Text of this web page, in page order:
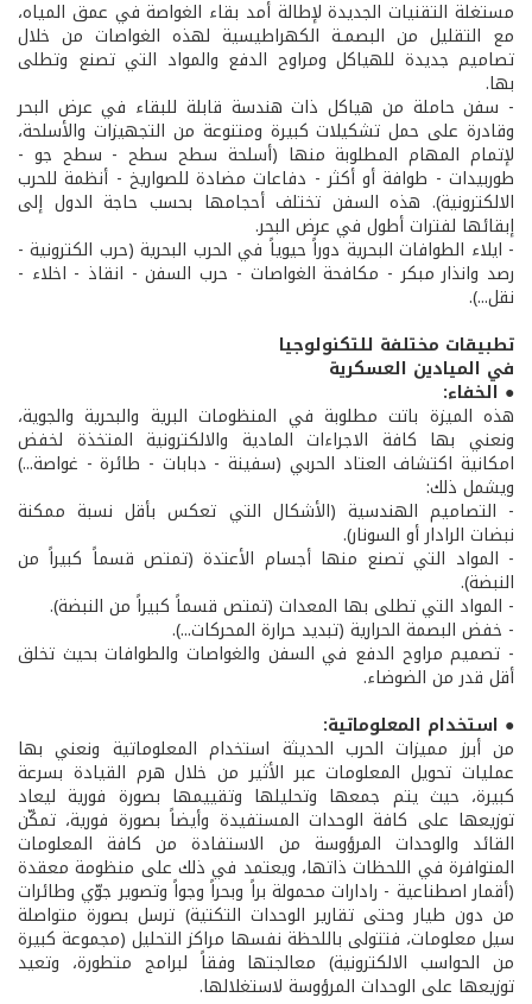
مستغلة التقنيات الجديدة لإطالة أمد بقاء الغواصة في عمق المياه،
مع التقليل من البصمـة الكهراطيسية لهذه الغواصات من خلال
تصاميم جديدة للهياكل ومراوح الدفع والمواد التي تصنع وتطلى
بها.
- سفن حاملة من هياكل ذات هندسة قابلة للبقاء في عرض البحر
وقادرة على حمل تشكيلات كبيرة ومتنوعة من التجهيزات والأسلحة،
لإتمام المهام المطلوبة منها (أسلحة سطح سطح - سطح جو -
طوربيدات - طوافة أو أكثر - دفاعات مضادة للصواريخ - أنظمة للحرب
الالكترونية). هذه السفن تختلف أحجامها بحسب حاجة الدول إلى
إبقائها لفترات أطول في عرض البحر.
- ايلاء الطوافات البحرية دوراً حيوياً في الحرب البحرية (حرب الكترونية -
رصد وانذار مبكر - مكافحة الغواصات - حرب السفن - انقاذ - اخلاء -
نقل...).
تطبيقات مختلفة للتكنولوجيا
في الميادين العسكرية
● الخفاء:
هذه الميزة باتت مطلوبة في المنظومات البرية والبحرية والجوية،
ونعني بها كافة الاجراءات المادية والالكترونية المتخذة لخفض
امكانية اكتشاف العتاد الحربي (سفينة - دبابات - طائرة - غواصة...)
ويشمل ذلك:
- التصاميم الهندسية (الأشكال التي تعكس بأقل نسبة ممكنة
نبضات الرادار أو السونار).
- المواد التي تصنع منها أجسام الأعتدة (تمتص قسماً كبيراً من
النبضة).
- المواد التي تطلى بها المعدات (تمتص قسماً كبيراً من النبضة).
- خفض البصمة الحرارية (تبديد حرارة المحركات...).
- تصميم مراوح الدفع في السفن والغواصات والطوافات بحيث تخلق
أقل قدر من الضوضاء.
● استخدام المعلوماتية:
من أبرز مميزات الحرب الحديثة استخدام المعلوماتية ونعني بها
عمليات تحويل المعلومات عبر الأثير من خلال هرم القيادة بسرعة
كبيرة، حيث يتم جمعها وتحليلها وتقييمها بصورة فورية ليعاد
توزيعها على كافة الوحدات المستفيدة وأيضاً بصورة فورية، تمكّن
القائد والوحدات المرؤوسة من الاستفادة من كافة المعلومات
المتوافرة في اللحظات ذاتها، ويعتمد في ذلك على منظومة معقدة
(أقمار اصطناعية - رادارات محمولة براً وبحراً وجواً وتصوير جوّي وطائرات
من دون طيار وحتى تقارير الوحدات التكتية) ترسل بصورة متواصلة
سيل معلومات، فتتولى باللحظة نفسها مراكز التحليل (مجموعة كبيرة
من الحواسب الالكترونية) معالجتها وفقاً لبرامج متطورة، وتعيد
توزيعها على الوحدات المرؤوسة لاستغلالها.